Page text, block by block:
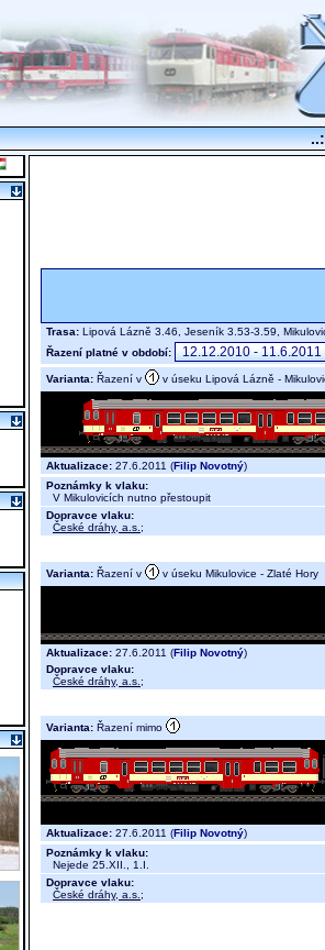
Trasa: Lipová Lázně 3.46, Jeseník 3.53-3.59,
Řazení platné v období:
Varianta: Řazení v v úseku Lipová Lázně -
Aktualizace: 27.6.2011 (Filip Novotný)
Poznámky k vlaku:
V Mikulovicích nutno přestoupit
Dopravce vlaku:
České dráhy, a.s. ;
Varianta: Řazení v v úseku Mikulovice - Zlaté Hory
Aktualizace: 27.6.2011 (Filip Novotný)
Dopravce vlaku:
České dráhy, a.s. ;
Varianta: Řazení mimo
Aktualizace: 27.6.2011 (Filip Novotný)
Poznámky k vlaku:
Nejede 25.XII., 1.I.
Dopravce vlaku:
České dráhy, a.s. ;